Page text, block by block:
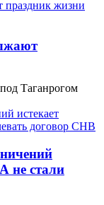
Таганрогом
не стали